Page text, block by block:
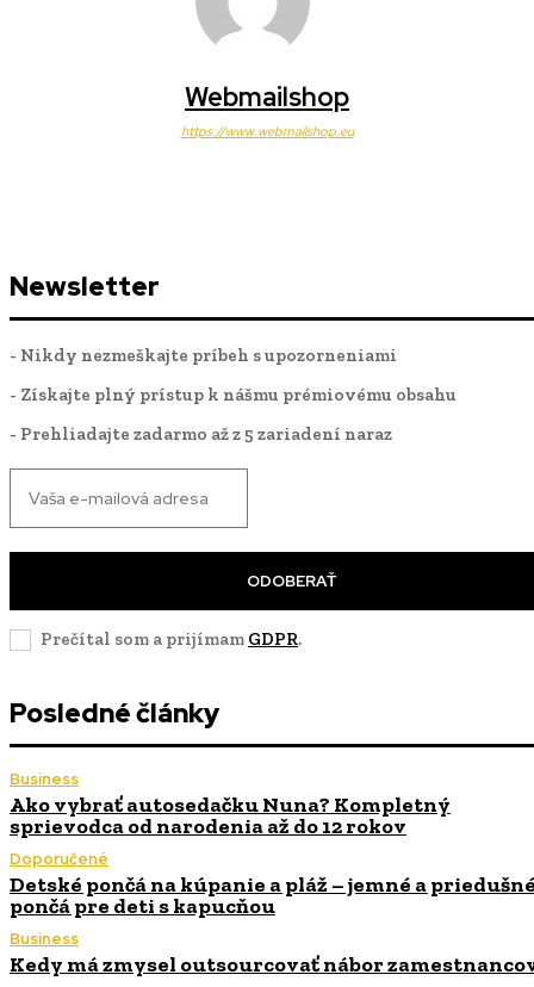
Webmailshop
https://www.webmailshop.eu
Newsletter
- Nikdy nezmeškajte príbeh s upozorneniami
- Získajte plný prístup k nášmu prémiovému obsahu
- Prehliadajte zadarmo až z 5 zariadení naraz
ODOBERAŤ
Prečítal som a prijímam GDPR.
Posledné články
Business
Ako vybrať autosedačku Nuna? Kompletný
sprievodca od narodenia až do 12 rokov
Doporučené
Detské pončá na kúpanie a pláž – jemné a
pončá pre deti s kapucňou
Business
Kedy má zmysel outsourcovať nábor